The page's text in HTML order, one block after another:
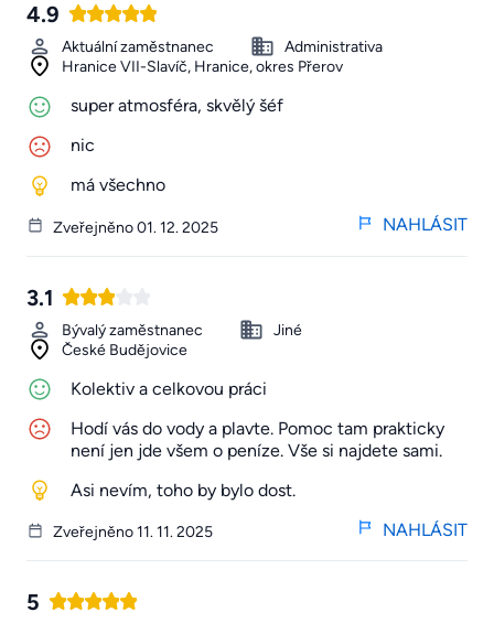
4.9
Aktuální zaměstnanec
Administrativa
Hranice VII-Slavíč, Hranice, okres Přerov
super atmosféra, skvělý šéf
nic
má všechno
Zveřejněno 01. 12. 2025 NAHLÁSIT
3.1
Bývalý zaměstnanec
Jiné
České Budějovice
Kolektiv a celkovou práci
Hodí vás do vody a plavte. Pomoc tam prakticky
není jen jde všem o peníze. Vše si najdete sami.
Asi nevím, toho by bylo dost.
Zveřejněno 11. 11. 2025 NAHLÁSIT
5